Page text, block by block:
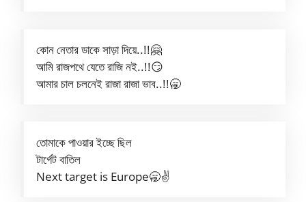
কোন নেতার ডাকে সাড়া দিয়ে..!!🤗
আমি রাজপথে যেতে রাজি নই..!!😏
আমার চাল চলনেই রাজা রাজা ভাব..!!🥱
তোমাকে পাওয়ার ইচ্ছে ছিল
টার্গেট বাতিল
Next target is Europe🥱✌️